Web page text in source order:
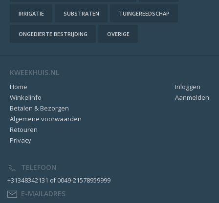
IRRIGATIE SUBSTRATEN TUINGEREEDSCHAP
ONGEDIERTE BESTRIJDING OVERIGE
KWEEKHUIS.NL
Inloggen
Aanmelden
Home
Winkelinfo
Betalen & Bezorgen
Algemene voorwaarden
Retouren
Privacy
TELEFOON
+31348342131 of 0049-21578959999
E-MAILADRES